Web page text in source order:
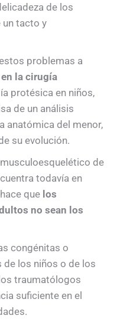
de los
un tacto y
problemas a
la cirugía
protésica en niños,
de un análisis
anatómica del menor,
su evolución.
de
todavía en
que los
no sean los
congénitas o
los niños o de los
traumatólogos
suficiente en el